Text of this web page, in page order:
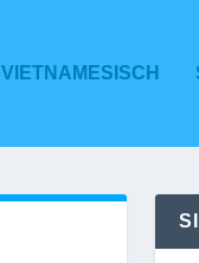
VIETNAMESISCH